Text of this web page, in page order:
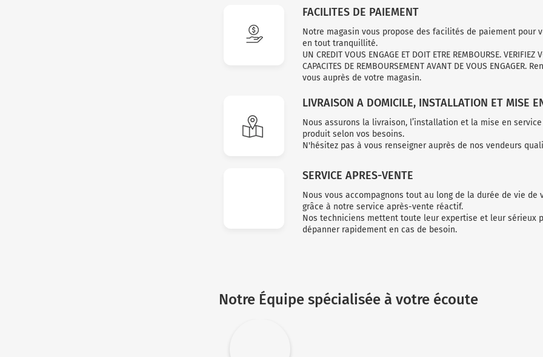
FACILITES DE PAIEMENT
Notre magasin vous propose des facilités de paiement pour
en tout tranquillité.
UN CREDIT VOUS ENGAGE ET DOIT ETRE REMBOURSE. VERIFIEZ
CAPACITES DE REMBOURSEMENT AVANT DE VOUS ENGAGER.
vous auprès de votre magasin.
LIVRAISON A DOMICILE, INSTALLATION ET MISE
Nous assurons la livraison, l’installation et la mise en
produit selon vos besoins.
N'hésitez pas à vous renseigner auprès de nos vendeurs
SERVICE APRES-VENTE
Nous vous accompagnons tout au long de la durée de vie de
grâce à notre service après-vente réactif.
Nos techniciens mettent toute leur expertise et leur sérieux
dépanner rapidement en cas de besoin.
Notre Équipe spécialisée à votre écoute